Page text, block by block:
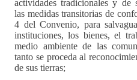
actividades tradicionales y de
las medidas transitorias de
4 del Convenio, para
instituciones, los bienes, el
medio ambiente de las
tanto se proceda al
de sus tierras;